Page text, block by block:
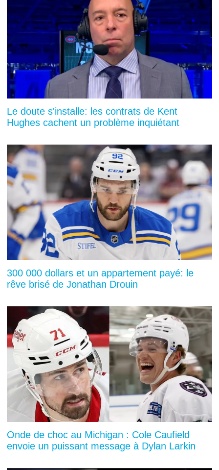
Le doute s'installe: les contrats de Kent
Hughes cachent un problème inquiétant
300 000 dollars et un appartement payé: le
rêve brisé de Jonathan Drouin
Onde de choc au Michigan : Cole Caufield
envoie un puissant message à Dylan Larkin